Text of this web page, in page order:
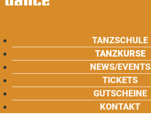
TANZSCHULE
TANZKURSE
NEWS/EVENTS
TICKETS
GUTSCHEINE
KONTAKT